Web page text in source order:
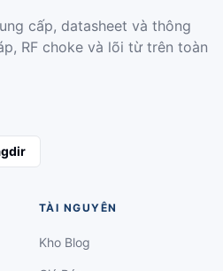
cấp, datasheet và thông
RF choke và lõi từ trên toàn
TÀI NGUYÊN
Kho Blog